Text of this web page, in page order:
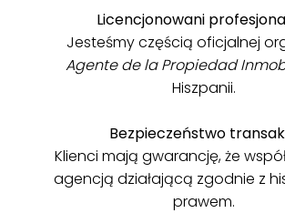
Licencjonowani
Jesteśmy częścią oficjalnej
Agente de la Propiedad
Hiszpanii.
Bezpieczeństwo
Klienci mają gwarancję, że
agencją działającą zgodnie z
prawem.